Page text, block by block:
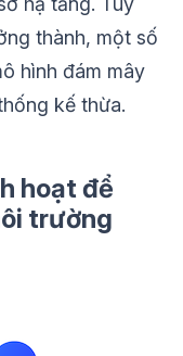
thành, một số
hình đám mây
kế thừa.
hoạt để
trường